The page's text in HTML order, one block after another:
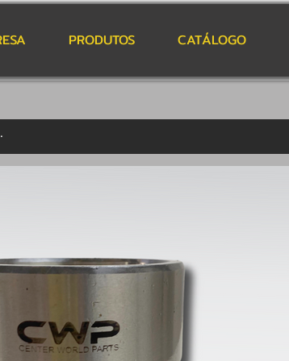
PRODUTOS CATÁLOGO